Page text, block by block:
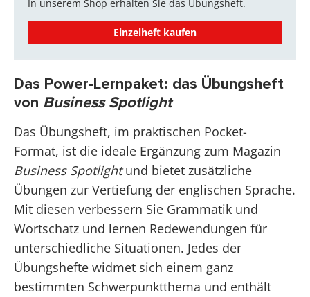
In unserem Shop erhalten Sie das Übungsheft.
Einzelheft kaufen
Das Power-Lernpaket: das Übungsheft
von Business Spotlight
Das Übungsheft, im praktischen Pocket-
Format, ist die ideale Ergänzung zum Magazin
Business Spotlightund bietet zusätzliche
Übungen zur Vertiefung der englischen Sprache.
Mit diesen verbessern Sie Grammatik und
Wortschatz und lernen Redewendungen für
unterschiedliche Situationen. Jedes der
Übungshefte widmet sich einem ganz
bestimmten Schwerpunktthema und enthält